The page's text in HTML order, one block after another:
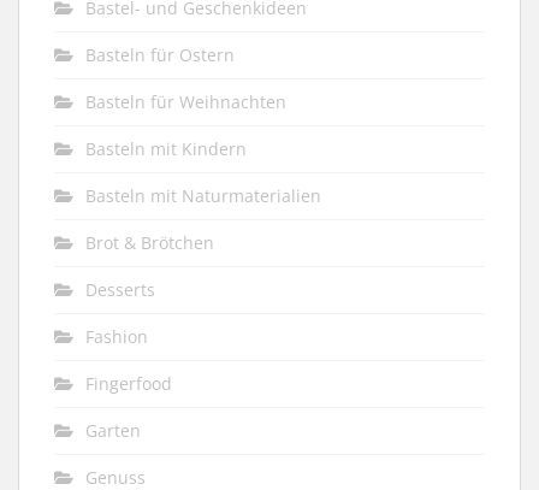
Bastel- und Geschenkideen
Basteln für Ostern
Basteln für Weihnachten
Basteln mit Kindern
Basteln mit Naturmaterialien
Brot & Brötchen
Desserts
Fashion
Fingerfood
Garten
Genuss